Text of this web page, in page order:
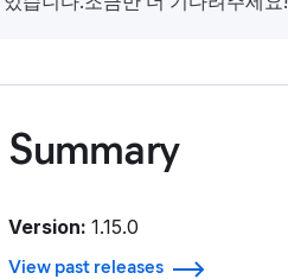
Summary
Version:1.15.0
View past releases